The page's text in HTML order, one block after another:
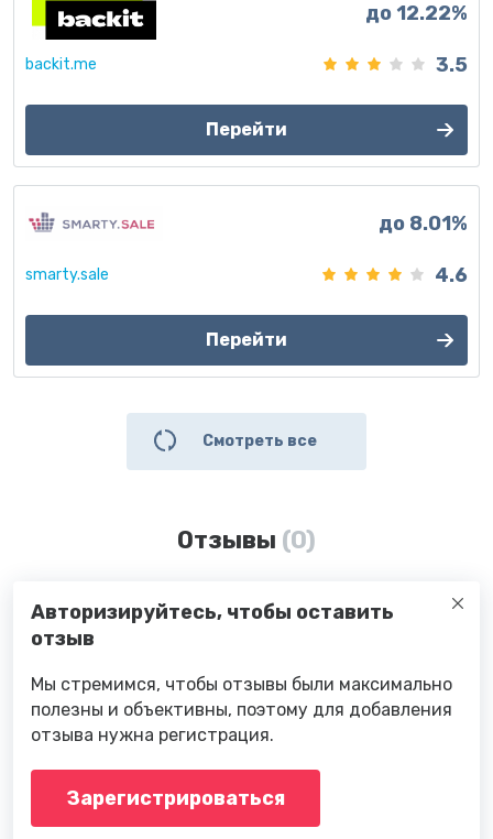
backit.me
до 12.22%
3.5
Перейти
smarty.sale
до 8.01%
4.6
Перейти
Смотреть все
Отзывы (0)
Авторизируйтесь, чтобы оставить
отзыв
Мы стремимся, чтобы отзывы были максимально
полезны и объективны, поэтому для добавления
отзыва нужна регистрация.
Зарегистрироваться